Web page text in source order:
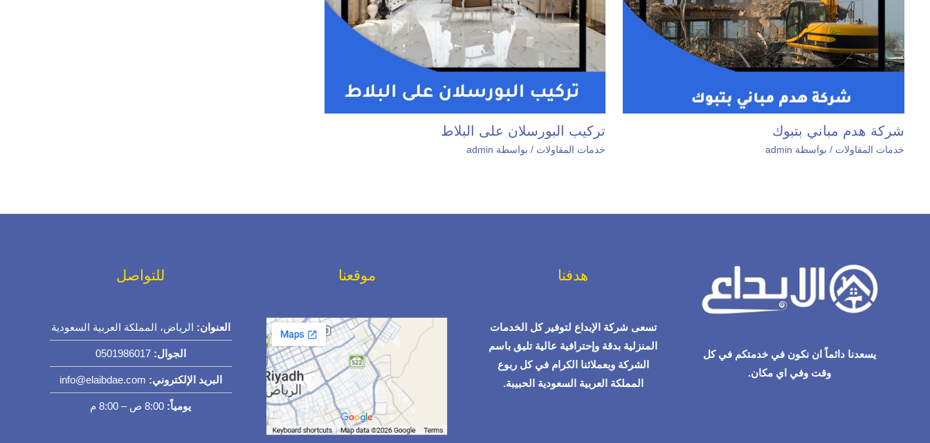
شركة هدم مباني بتبوك
خدمات المقاولات / بواسطة admin
تركيب البورسلان على البلاط
خدمات المقاولات / بواسطة admin
يسعدنا دائماً ان نكون في خدمتكم في كل
وقت وفي اي مكان.
هدفنا
تسعى شركة الإبداع لتوفير كل الخدمات
المنزلية بدقة وإحترافية عالية تليق باسم
الشركة وبعملائنا الكرام في كل ربوع
المملكة العربية السعودية الحبيبة.
موقعنا للتواصل
العنوان: الرياض، المملكة العربية السعودية
الجوال: 0501986017
البريد الإلكتروني:
يومياً: